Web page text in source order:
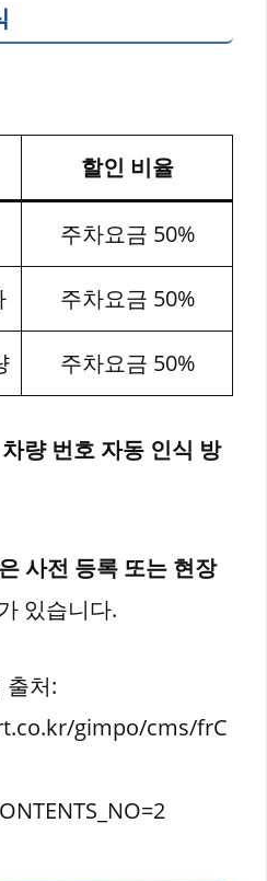
할인 비율
주차요금 50%
주차요금 50%
주차요금 50%
차량 번호 자동 인식 방
사전 등록 또는 현장
있습니다.
출처:
gimpo/cms/frC